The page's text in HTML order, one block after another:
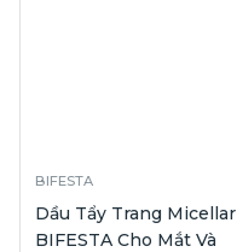
BIFESTA
Dầu Tẩy Trang Micellar
BIFESTA Cho Mắt Và